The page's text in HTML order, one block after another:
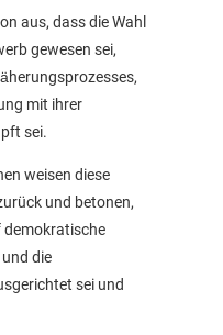
aus, dass die Wahl
gewesen sei,
mit ihrer
sei.
weisen diese
und betonen,
demokratische
die
sei und